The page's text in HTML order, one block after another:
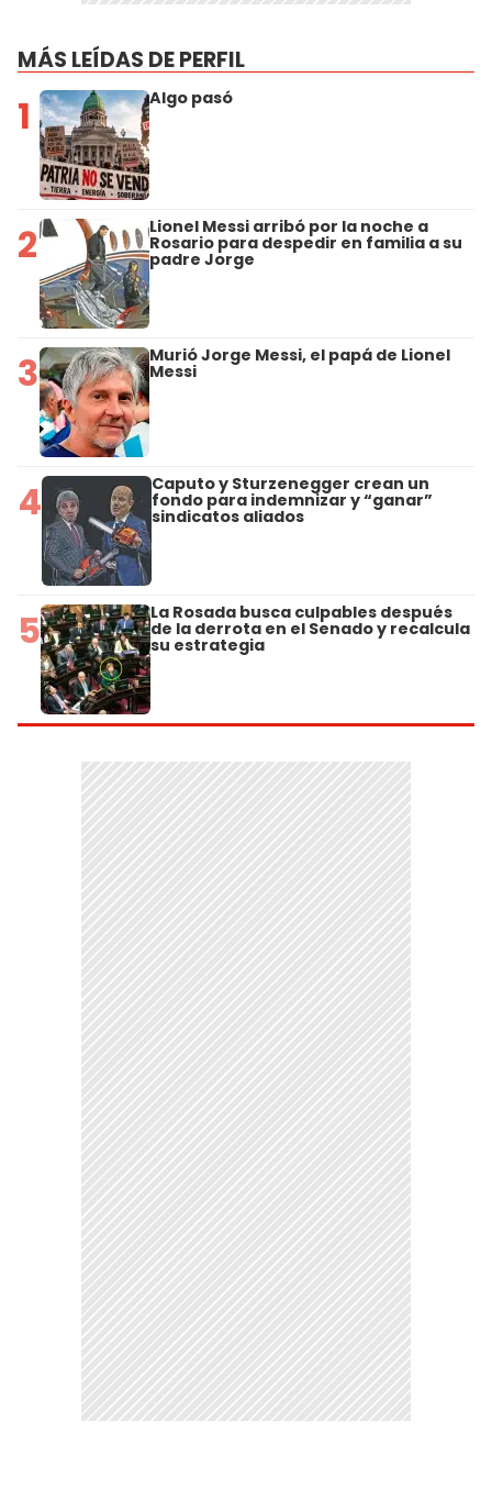
MÁS LEÍDAS DE PERFIL
1 Algo pasó
2 Lionel Messi arribó por la noche a
Rosario para despedir en familia a su
padre Jorge
3 Murió Jorge Messi, el papá de Lionel
Messi
4 Caputo y Sturzenegger crean un
fondo para indemnizar y “ganar”
sindicatos aliados
5 La Rosada busca culpables después
de la derrota en el Senado y recalcula
su estrategia